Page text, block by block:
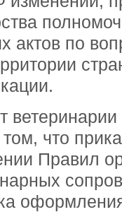
актов по
что
Правил